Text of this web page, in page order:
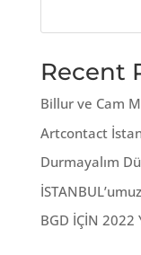
Recent
Billur ve Cam
Artcontact
Durmayalım
BGD İÇİN 2022